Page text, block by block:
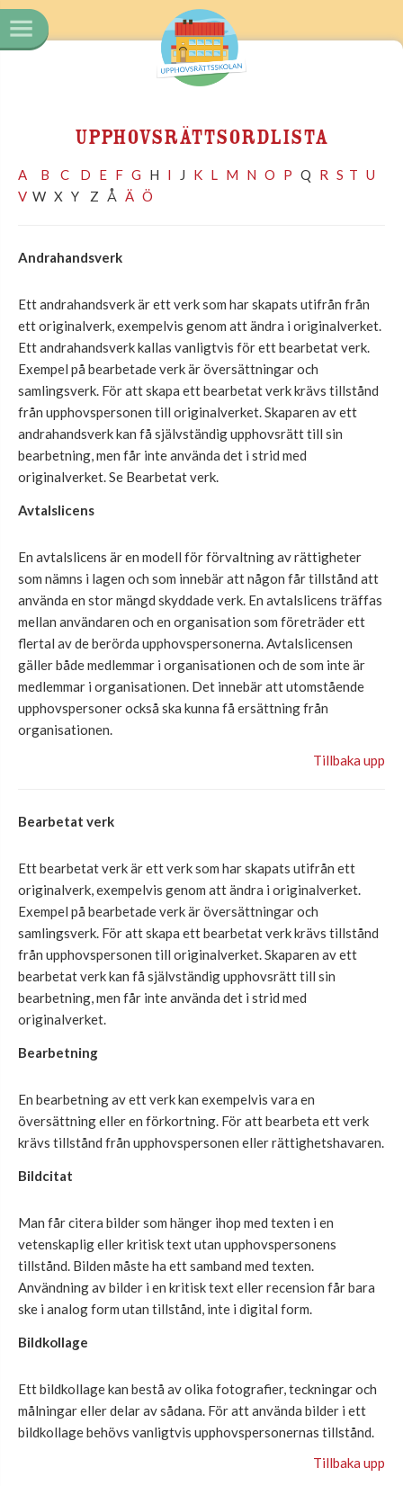
UPPHOVSRÄTTSORDLISTA
A B C D E F G H I J K L M N O P Q R S T U
V W X Y Z Å Ä Ö
Andrahandsverk
Ett andrahandsverk är ett verk som har skapats utifrån från
ett originalverk, exempelvis genom att ändra i originalverket.
Ett andrahandsverk kallas vanligtvis för ett bearbetat verk.
Exempel på bearbetade verk är översättningar och
samlingsverk. För att skapa ett bearbetat verk krävs tillstånd
från upphovspersonen till originalverket. Skaparen av ett
andrahandsverk kan få självständig upphovsrätt till sin
bearbetning, men får inte använda det i strid med
originalverket. Se Bearbetat verk.
Avtalslicens
En avtalslicens är en modell för förvaltning av rättigheter
som nämns i lagen och som innebär att någon får tillstånd att
använda en stor mängd skyddade verk. En avtalslicens träffas
mellan användaren och en organisation som företräder ett
flertal av de berörda upphovspersonerna. Avtalslicensen
gäller både medlemmar i organisationen och de som inte är
medlemmar i organisationen. Det innebär att utomstående
upphovspersoner också ska kunna få ersättning från
organisationen.
Tillbaka upp
Bearbetat verk
Ett bearbetat verk är ett verk som har skapats utifrån ett
originalverk, exempelvis genom att ändra i originalverket.
Exempel på bearbetade verk är översättningar och
samlingsverk. För att skapa ett bearbetat verk krävs tillstånd
från upphovspersonen till originalverket. Skaparen av ett
bearbetat verk kan få självständig upphovsrätt till sin
bearbetning, men får inte använda det i strid med
originalverket.
Bearbetning
En bearbetning av ett verk kan exempelvis vara en
översättning eller en förkortning. För att bearbeta ett verk
krävs tillstånd från upphovspersonen eller rättighetshavaren.
Bildcitat
Man får citera bilder som hänger ihop med texten i en
vetenskaplig eller kritisk text utan upphovspersonens
tillstånd. Bilden måste ha ett samband med texten.
Användning av bilder i en kritisk text eller recension får bara
ske i analog form utan tillstånd, inte i digital form.
Bildkollage
Ett bildkollagekan bestå av olika fotografier, teckningar och
målningar eller delar av sådana. För att använda bilder i ett
bildkollagebehövs vanligtvis upphovspersonernas tillstånd.
Tillbaka upp